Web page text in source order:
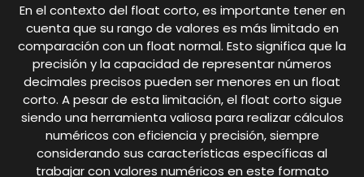
En el contexto del float corto, es importante tener en
cuenta que su rango de valores es más limitado en
comparación con un float normal. Esto significa que la
precisión y la capacidad de representar números
decimales precisos pueden ser menores en un float
corto. A pesar de esta limitación, el float corto sigue
siendo una herramienta valiosa para realizar cálculos
numéricos con eficiencia y precisión, siempre
considerando sus características específicas al
trabajar con valores numéricos en este formato